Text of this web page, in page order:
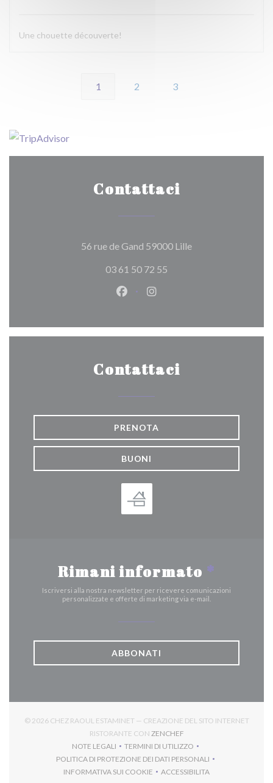
Une chouette découverte!
1 2 3
Contattaci
56 rue de Gand 59000 Lille((apre una nuova
03 61 50 72 55
Facebook ((apre una nuova
Instagram ((apre una
Contattaci
PRENOTA
BUONI
Rimani informato *
Iscriversi alla nostra newsletter per ricevere comunicazioni
personalizzate e offerte di marketing via e-mail.
ABBONATI
© 2026 CHEZ RAOUL ESTAMINET — CREAZIONE DEL SITO INTERNET
RISTORANTE CON ZENCHEF((APRE UNA NUOVA
NOTE LEGALI
((APRE UNA NUOVA FINESTRA))
TERMINI DI UTILIZZO
((APRE UNA NUOVA FINESTRA))
POLITICA DI PROTEZIONE DEI DATI PERSONALI
((APRE UNA NUOVA FINESTRA))
INFORMATIVA SUI COOKIE
((APRE UNA NUOVA FINESTRA))
ACCESSIBILITA
((APRE UNA NUOVA